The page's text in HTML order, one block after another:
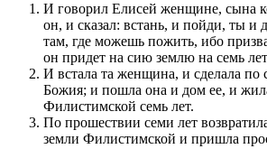
И говорил Елисей женщине, сына
он, и сказал: встань, и пойди, ты и
там, где можешь пожить, ибо
он придет на сию землю на семь
И встала та женщина, и сделала по
Божия; и пошла она и дом ее, и
Филистимской семь лет.
По прошествии семи лет
земли Филистимской и пришла